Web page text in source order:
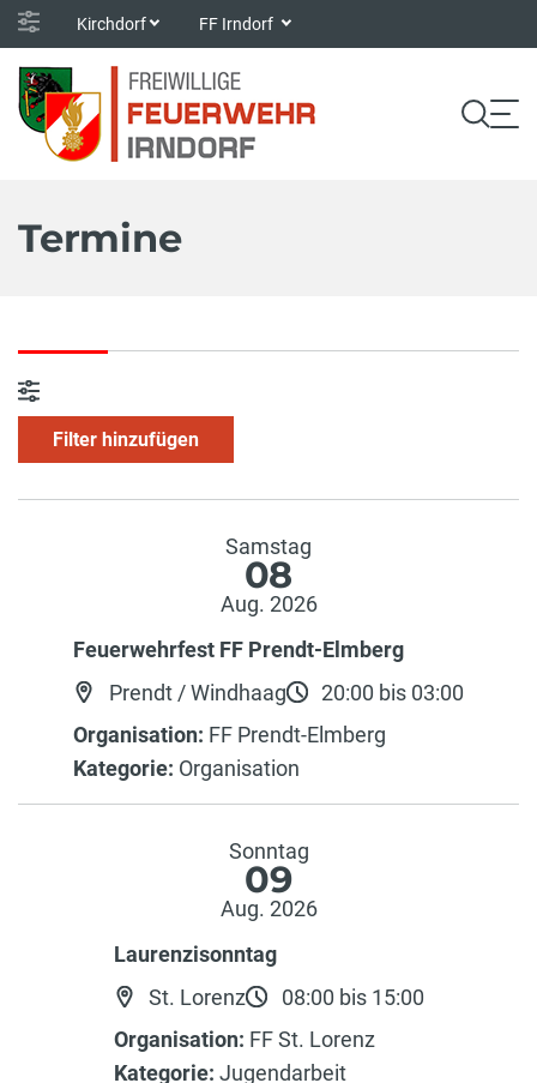
Kirchdorf FF Irndorf
Termine
Filter hinzufügen
Samstag
08
Aug. 2026
Feuerwehrfest FF Prendt-Elmberg
Prendt / Windhaag
20:00 bis 03:00
Organisation: FF Prendt-Elmberg
Kategorie: Organisation
Sonntag
09
Aug. 2026
Laurenzisonntag
St. Lorenz
08:00 bis 15:00
Organisation: FF St. Lorenz
Kategorie: Jugendarbeit